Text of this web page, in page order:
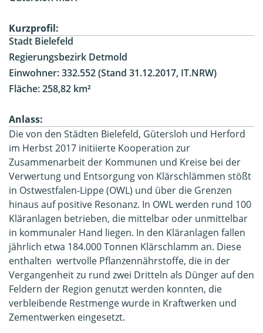
Kurzprofil:
Stadt Bielefeld
Regierungsbezirk Detmold
Einwohner: 332.552 (Stand 31.12.2017, IT.NRW)
Fläche: 258,82 km²
Anlass:
Die von den Städten Bielefeld, Gütersloh und Herford
im Herbst 2017 initiierte Kooperation zur
Zusammenarbeit der Kommunen und Kreise bei der
Verwertung und Entsorgung von Klärschlämmen stößt
in Ostwestfalen-Lippe (OWL) und über die Grenzen
hinaus auf positive Resonanz. In OWL werden rund 100
Kläranlagen betrieben, die mittelbar oder unmittelbar
in kommunaler Hand liegen. In den Kläranlagen fallen
jährlich etwa 184.000 Tonnen Klärschlamm an. Diese
enthalten wertvolle Pflanzennährstoffe, die in der
Vergangenheit zu rund zwei Dritteln als Dünger auf den
Feldern der Region genutzt werden konnten, die
verbleibende Restmenge wurde in Kraftwerken und
Zementwerken eingesetzt.